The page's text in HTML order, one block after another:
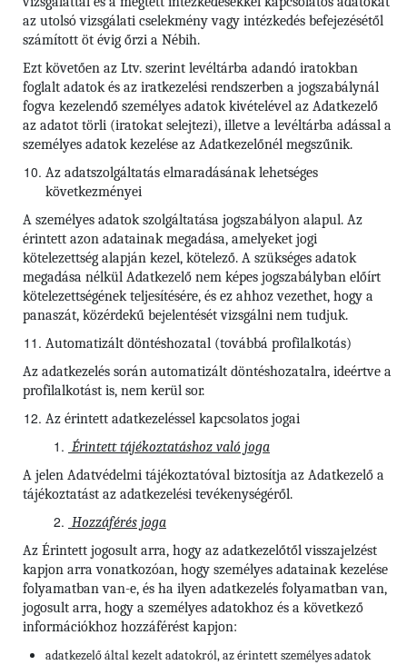
az utolsó vizsgálati cselekmény vagy intézkedés befejezésétől
számított öt évig őrzi a Nébih.
Ezt követően az Ltv. szerint levéltárba adandó iratokban
foglalt adatok és az iratkezelési rendszerben a jogszabálynál
fogva kezelendő személyes adatok kivételével az Adatkezelő
az adatot törli (iratokat selejtezi), illetve a levéltárba adással a
személyes adatok kezelése az Adatkezelőnél megszűnik.
Az adatszolgáltatás elmaradásának lehetséges
következményei
A személyes adatok szolgáltatása jogszabályon alapul. Az
érintett azon adatainak megadása, amelyeket jogi
kötelezettség alapján kezel, kötelező. A szükséges adatok
megadása nélkül Adatkezelő nem képes jogszabályban előírt
kötelezettségének teljesítésére, és ez ahhoz vezethet, hogy a
panaszát, közérdekű bejelentését vizsgálni nem tudjuk.
Automatizált döntéshozatal (továbbá profilalkotás)
Az adatkezelés során automatizált döntéshozatalra, ideértve a
profilalkotást is, nem kerül sor.
Az érintett adatkezeléssel kapcsolatos jogai
Érintett tájékoztatáshoz való joga
A jelen Adatvédelmi tájékoztatóval biztosítja az Adatkezelő a
tájékoztatást az adatkezelési tevékenységéről.
Hozzáférés joga
Az Érintett jogosult arra, hogy az adatkezelőtől visszajelzést
kapjon arra vonatkozóan, hogy személyes adatainak kezelése
folyamatban van-e, és ha ilyen adatkezelés folyamatban van,
jogosult arra, hogy a személyes adatokhoz és a következő
információkhoz hozzáférést kapjon:
adatkezelő által kezelt adatokról, az érintett személyes adatok